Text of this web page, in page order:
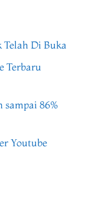
Telah Di Buka
Terbaru
86%
Youtube